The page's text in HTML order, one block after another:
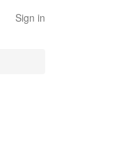
Sign in